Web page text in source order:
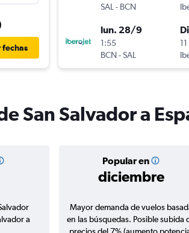
fechas
SAL- BCN
lun. 28/9
1:55
BCN-SAL
San Salvador a
Popular en
diciembre
a
Mayor demanda de vuelos
en las búsquedas. Posible subida